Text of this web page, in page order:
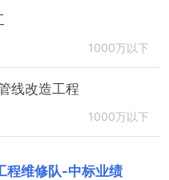
1000万以下
线改造工程
1000万以下
程维修队-中标业绩